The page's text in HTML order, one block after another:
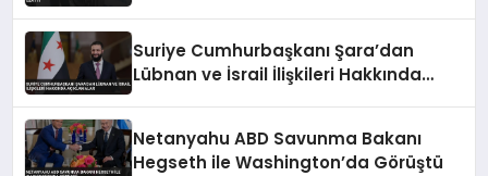
Suriye Cumhurbaşkanı Şara’dan
Lübnan ve İsrail İlişkileri Hakkında
Netanyahu ABD Savunma Bakanı
Hegseth ile Washington’da Görüştü